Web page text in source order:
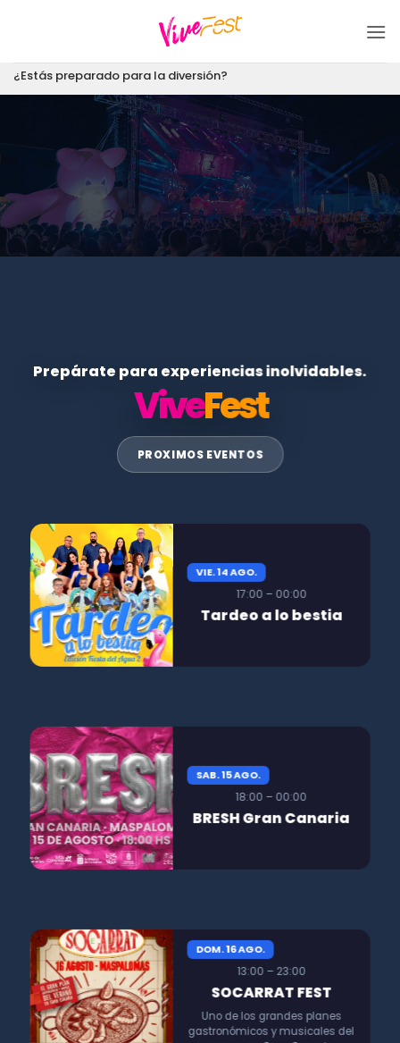
¿Estás preparado para la diversión?
Prepárate para experiencias inolvidables.
ViveFest
PROXIMOS EVENTOS
VIE. 14 AGO.
17:00 – 00:00
Tardeo a lo bestia
SAB. 15 AGO.
18:00 – 00:00
BRESH Gran Canaria
DOM. 16 AGO.
13:00 – 23:00
SOCARRAT FEST
Uno de los grandes planes
gastronómicos y musicales del